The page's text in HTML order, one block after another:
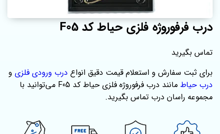
درب فرفوروژه فلزی حیاط کد F05
تماس بگیرید
برای ثبت سفارش و استعلام قیمت دقیق انواع درب ورودی فلزی و
درب حیاط
مانند درب فرفوروژه فلزی حیاط کد F05 می‌توانید با
مجموعه راسان درب تماس بگیرید.